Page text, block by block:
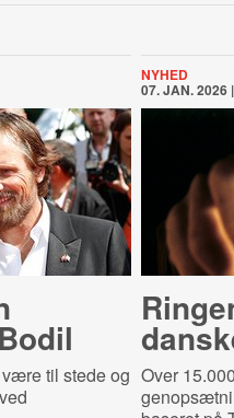
til stede og
NYHED
07. JAN. 2026
Over